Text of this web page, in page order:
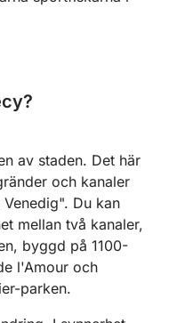
av staden. Det här
och kanaler
Du kan
mellan två kanaler,
byggd på 1100-
l'Amour och
parken.